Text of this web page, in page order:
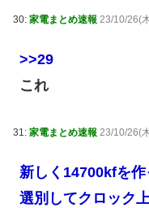
30: 家電まとめ速報 23/10/26(
>>29
これ
31: 家電まとめ速報 23/10/26(
新しく14700kfを
選別してクロック